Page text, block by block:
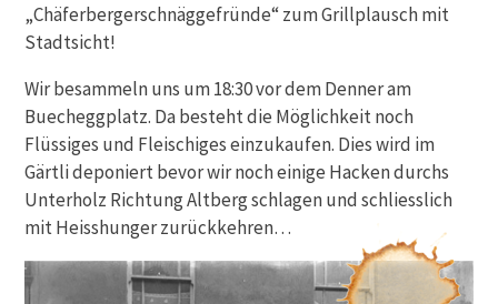
„Chäferbergerschnäggefründe“ zum Grillplausch mit
Stadtsicht!
Wir besammeln uns um 18:30 vor dem Denner am
Buecheggplatz. Da besteht die Möglichkeit noch
Flüssiges und Fleischiges einzukaufen. Dies wird im
Gärtli deponiert bevor wir noch einige Hacken durchs
Unterholz Richtung Altberg schlagen und schliesslich
mit Heisshunger zurückkehren…